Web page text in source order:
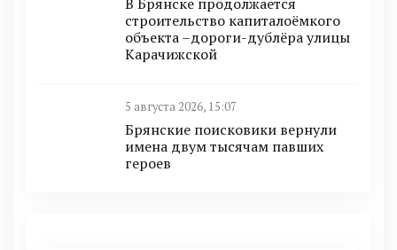
строительство капиталоёмкого
объекта –дороги-дублёра улицы
Карачижской
5 августа 2026, 15:07
Брянские поисковики вернули
имена двум тысячам павших
героев